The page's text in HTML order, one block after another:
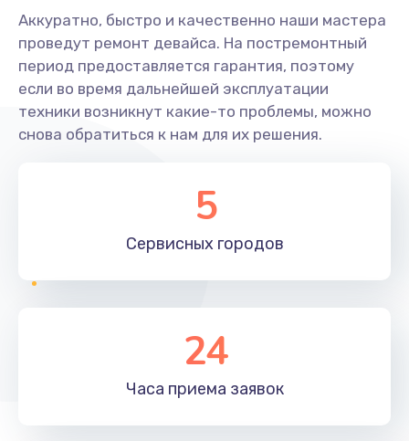
Аккуратно, быстро и качественно наши мастера
проведут ремонт девайса. На постремонтный
период предоставляется гарантия, поэтому
если во время дальнейшей эксплуатации
техники возникнут какие-то проблемы, можно
снова обратиться к нам для их решения.
5
Сервисных городов
24
Часа приема заявок